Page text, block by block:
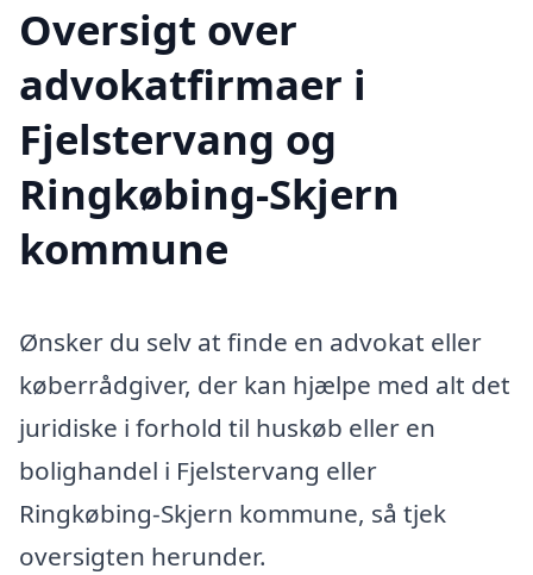
Oversigt over
advokatfirmaer i
Fjelstervang og
Ringkøbing-Skjern
kommune
Ønsker du selv at finde en advokat eller
køberrådgiver, der kan hjælpe med alt det
juridiske i forhold til huskøb eller en
bolighandel i Fjelstervang eller
Ringkøbing-Skjern kommune, så tjek
oversigten herunder.